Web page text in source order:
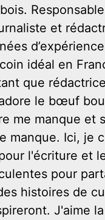
et
idéal en
que
le bœuf
me manque et
manque. Ici, je
l'écriture et
pour
histoires de
J'aime